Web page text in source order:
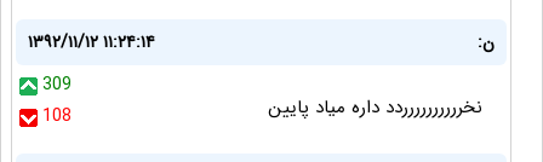
ن:
۱۳۹۲/۱۱/۱۲ ۱۱:۲۴:۱۴
309
108
نخرررررررررردد داره میاد پایین